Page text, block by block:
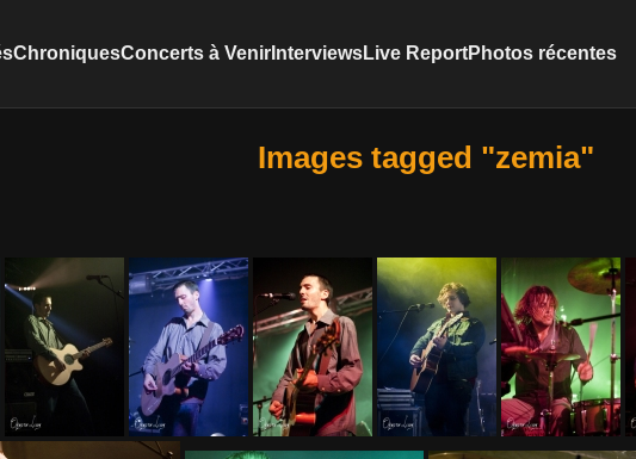
ChroniquesConcerts à VenirInterviewsLive ReportPhotos récentes
Images tagged "zemia"